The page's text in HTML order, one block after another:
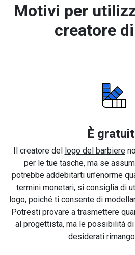
Motivi per
creatore
È
Il creatore del logo del barbiere
per le tue tasche, ma se
potrebbe addebitarti un’enorme
termini monetari, si consiglia di
logo, poiché ti consente di
Potresti provare a trasmettere
al progettista, ma le possibilità
desiderati